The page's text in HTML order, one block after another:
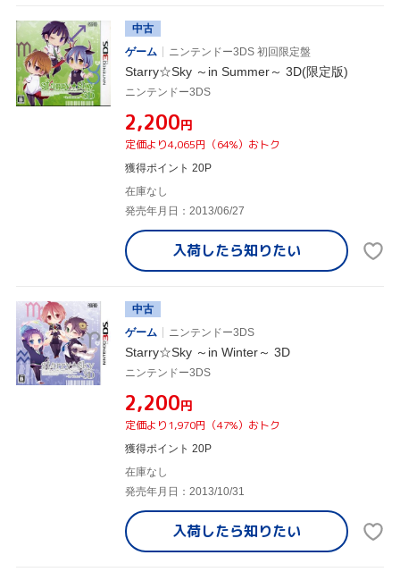
中古
ゲーム
ニンテンドー3DS 初回限定盤
Starry☆Sky ～in Summer～ 3D(限定版)
ニンテンドー3DS
¥2,200円
定価より4,065円（64%）おトク
獲得ポイント 20P
在庫なし
発売年月日：2013/06/27
入荷したら知りたい
中古
ゲーム
ニンテンドー3DS
Starry☆Sky ～in Winter～ 3D
ニンテンドー3DS
¥2,200円
定価より1,970円（47%）おトク
獲得ポイント 20P
在庫なし
発売年月日：2013/10/31
入荷したら知りたい